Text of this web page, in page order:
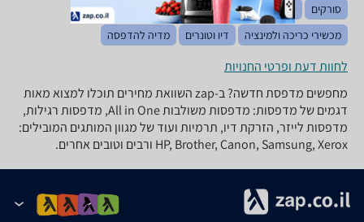
סורקים
סורקים יעודיים מכונות צילום
מגרסות נייר
מכשירי כריכה ולמינציה
דיו וטונרים מדיה להדפסה
לחוות דעת ופרטי החנויות
מחפשים מדפסת חדשה? ב-zap השוואת מחירים תוכלו למצוא מאות
דגמים של מדפסות: מדפסות משולבות All in One, מדפסות רגילות,
מדפסות לייזר, הזרקת דיו, תרמיות ועוד של מגוון המותגים המובילים:
HP, Brother, Canon, Samsung, Xerox ורבים וטובים אחרים.